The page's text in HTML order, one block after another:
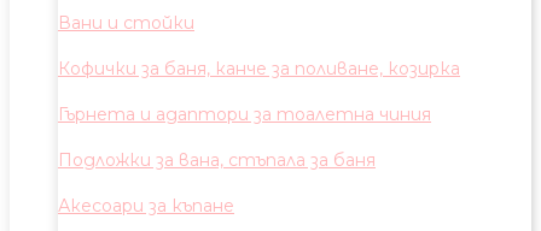
Вани и стойки
Кофички за баня, канче за поливане, козирка
Гърнета и адаптори за тоалетна чиния
Подложки за вана, стъпала за баня
Акесоари за къпане